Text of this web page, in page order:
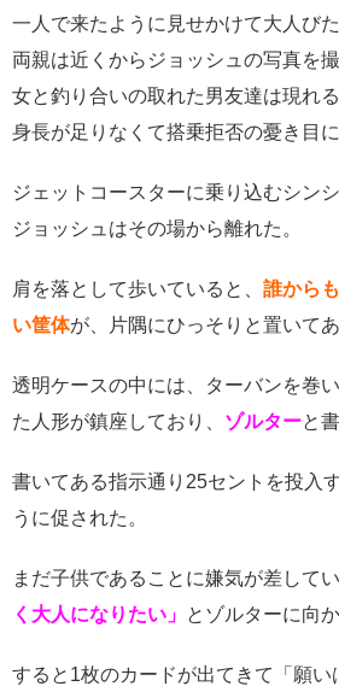
一人で来たように見せかけて大人び
両親は近くからジョッシュの写真を
女と釣り合いの取れた男友達は現れ
身長が足りなくて搭乗拒否の憂き目に
ジェットコースターに乗り込むシン
ジョッシュはその場から離れた。
肩を落として歩いていると、 誰から
い筐体が、片隅にひっそりと置いて
透明ケースの中には、ターバンを巻
た人形が鎮座しており、 ゾルターと
書いてある指示通り25セントを投入
うに促された。
まだ子供であることに嫌気が差して
く大人になりたい」 とゾルターに向
すると1枚のカードが出てきて「願い